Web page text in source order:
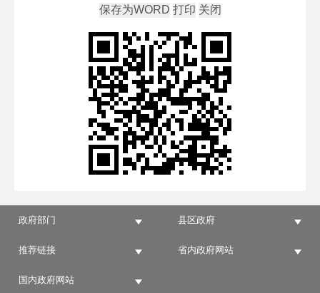
政府部门 县区政府
推荐链接 省内政府网站
国内政府网站